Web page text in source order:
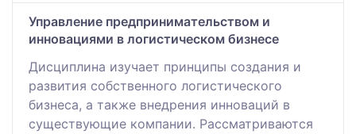
Управление предпринимательством и
инновациями в логистическом бизнесе
Дисциплина изучает принципы создания и
развития собственного логистического
бизнеса, а также внедрения инноваций в
существующие компании. Рассматриваются